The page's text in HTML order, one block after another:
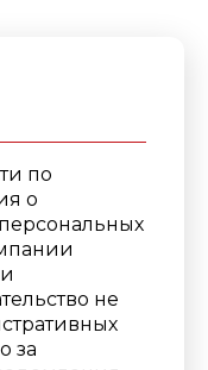
по
о
не
за